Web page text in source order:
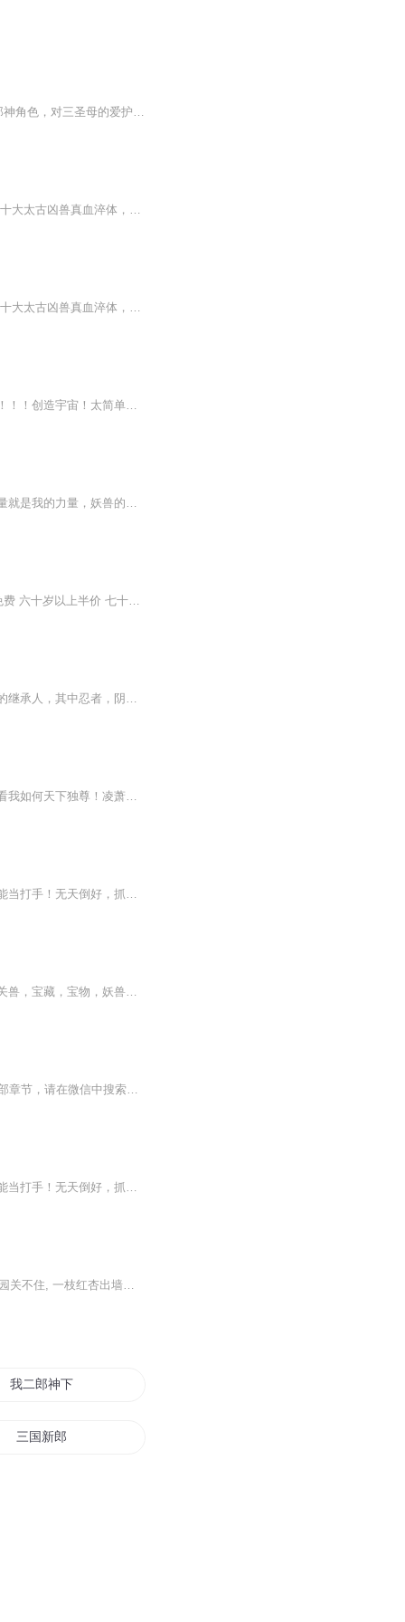
《杨戬--人生长恨水长东》作者：水明石。小说刻画出了一个有血有肉，有智慧有坚守的二郎神角色，对三圣母的爱护，对沉香的眷顾，对三界大局的维持稳重的故事。神仙意味着长生，却不意味着不死。单纯的背后，往往是太过残酷的真实，人，鬼，神，莫不如是。...
少年天生至尊神脉，却因一颗善心坠落凡尘。滔天怨气激活神魔令，得神界无上霸主传承， 十大太古凶兽真血淬体，于逆境中崛起！以凡人之躯，斗那漫天神佛，问那世间情谊斤两，道理几何？！既然神已无能为力，那就让魔来普度众生！
少年天生至尊神脉，却因一颗善心坠落凡尘。滔天怨气激活神魔令，得神界无上霸主传承， 十大太古凶兽真血淬体，于逆境中崛起！以凡人之躯，斗那漫天神佛，问那世间情谊斤两，道理几何？！既然神已无能为力，那就让魔来普度众生！
重生得天尊传承，十二大神器在身，修炼绝世功法，十二神器融合，成就无所不能般的存在！！！创造宇宙！太简单了，开天辟地，简直没有挑战性！太简单了...
同门诬陷，丹田被毁，命魂被废，少年不向命运低头，妖兽的功法就是我的功法，妖兽的力量就是我的力量，妖兽的命魂就是我的命魂...
音频来源于链景旅行 地址 江苏省灌南县新安镇闸北村 票价描述 成人30元 一米四以下儿童免费 六十岁以上半价 七十岁以上免费（凭有效证件） 开放时间 8：30--17：00 乘车信息 公交一路线、二路线
【内容简介】一个少年被抢匪抢劫，不幸掉进山崖，各种奇遇接连不断，同时又是七位天尊的继承人，其中忍者，阴阳师，血族，异能者，天使逐一出场，他以高超的修为，在各界都创了奇迹。在七界也玩出了响当当名声，让人闻风丧胆，闻其名便为之胆战。【作者/主...
【内容简介】御雷天尊，今生无悔，我心已死，奈何我却穿越重生。御雷九霄，狂魔乱舞，看我如何天下独尊！凌萧因为女友被一名富二代看上而开始厄运连连。失去了工作，失去了女友，万念俱灰的他选择用生命作为代价去复仇。然而凌萧并没有死，而是穿越到了一...
别人的宠物要么是太古鲲鹏，要么是洪荒麒麟，霹雳虎，震天狮，金刚狼，装逼拉风之余还能当打手！无天倒好，抓了只癞蛤蟆当兽宠，浑身湿漉黏稠，要多恶心有多恶心。关键这蛤蟆比猪脚还大爷，这像什么话！话说猪脚的光环呢？！猪脚的的尊严呢？！可是又有谁...
【内容简介】探宝寻兽，下入黄泉上九霄。斗智斗勇，三十六计为我高。你是斗王，我有机关兽，宝藏，宝物，妖兽，统统到我碗里来。这是属于老子的世界，看一代天机如何风靡异界。寐恋陨星数万年，晨眷梦境笑尤甜有朝一日棍在手敢踏斗神骂青天遥感天机兽魂路...
【收听须知】1、渊天尊吴渊2、由于音频节目更新的比较慢，如想快速阅读小说文字版的全部章节，请在微信中搜索公/众/号【毛毛虫文学】，关注后，并在公/众/号中回复：【1070】，便可快速阅读小说文字版全集。（注意：需要在公/众/号中回复才有效哦）
别人的宠物要么是太古鲲鹏，要么是洪荒麒麟，霹雳虎，震天狮，金刚狼，装逼拉风之余还能当打手！无天倒好，抓了只癞蛤蟆当兽宠，浑身湿漉黏稠，要多恶心有多恶心。关键这蛤蟆比猪脚还大爷，这像什么话！话说猪脚的光环呢？！猪脚的的尊严呢？！可是又有谁能想到，这赖皮蛤蟆将来会进化成为至尊的荒古凶兽，猪脚带着它一起嬉笑怒骂，吆喝装逼，修炼成长，杀遍诸天万界，屠戮神魔，成就修罗天尊！...
【二郎神】 时来风雨不稍停, 且喜今朝得初晴。听两两黄莺相叫应, 早被它唤起春情! 春色满园关不住, 一枝红杏出墙围。不是红杏 是红梅! 红梅花耀眼, 扑鼻异香生。忙把鞋儿蹬, 再把石儿移, 上墙围。墙外摘花枝, 惊动护花人。
我二郎神下凡
三国新郎